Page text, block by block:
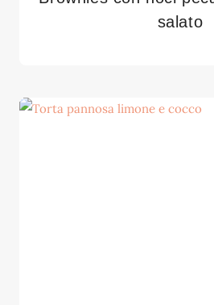
salato